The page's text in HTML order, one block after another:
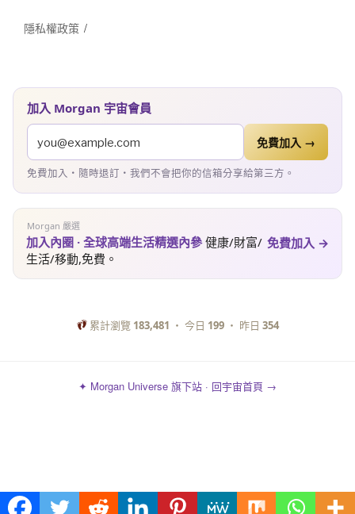
隱私權政策
加入 Morgan 宇宙會員
免費加入 →
免費加入・隨時退訂・我們不會把你的信箱分享給第三方。
Morgan 嚴選
加入內圈 · 全球高端生活精選內參健康/財富/
生活/移動,免費。
免費加入 →
累計瀏覽 183,481 ・ 今日 199 ・ 昨日354
✦ Morgan Universe 旗下站 · 回宇宙首頁 →